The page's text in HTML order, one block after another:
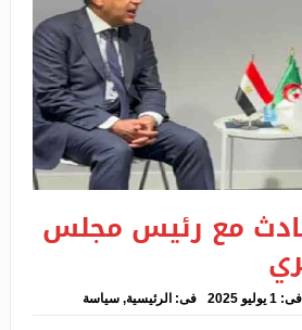
الايراني
قبل ملك إسبانيا
هدم السكنات الهشة وترحيل 126 عائلة بثنية الحد
النيران تلتهم 112 نخلة بغابات النخيل بسيدي عمران
مائية بقسنطينة
المناجم الجديد أمام أعضاء
مع رئيس مجلس
فى: 1 يوليو 2025 فى: الرئيسية, سياسة